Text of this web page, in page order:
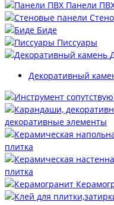
Панели
Биде
Писсуары
Декоративный
декоративные элементы
плитка
плитка